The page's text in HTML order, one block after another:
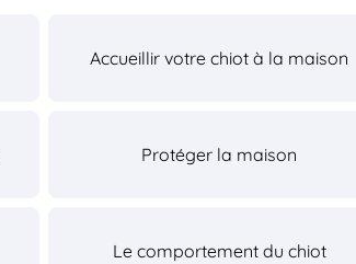
Accueillir votre chiot à la maison
Protéger la maison
Le comportement du chiot